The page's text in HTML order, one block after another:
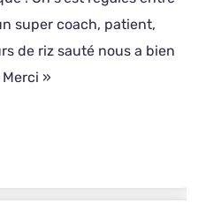
super coach, patient,
de riz sauté nous a bien
»